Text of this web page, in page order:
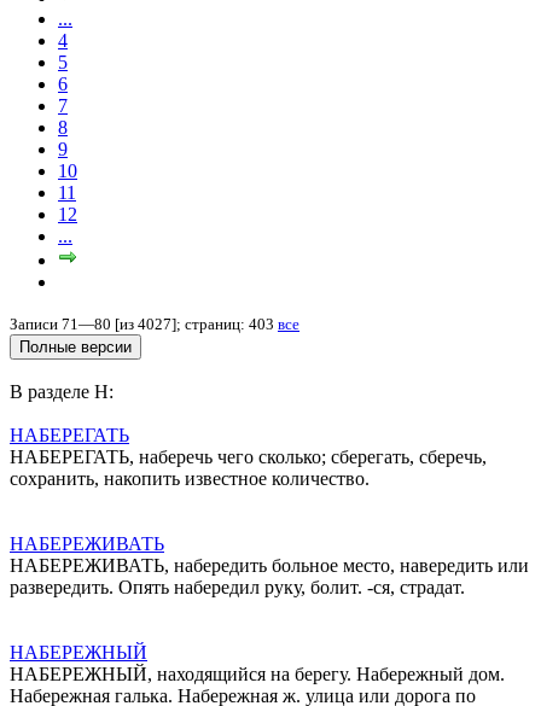
...
4
5
6
7
8
9
10
11
12
...
Записи 71—80 [из 4027]; страниц: 403 все
В разделе Н:
НАБЕРЕГАТЬ
НАБЕРЕГАТЬ, наберечь чего сколько; сберегать, сберечь,
сохранить, накопить известное количество.
НАБЕРЕЖИВАТЬ
НАБЕРЕЖИВАТЬ, набередить больное место, навередить или
развередить. Опять набередил руку, болит. -ся, страдат.
НАБЕРЕЖНЫЙ
НАБЕРЕЖНЫЙ, находящийся на берегу. Набережный дом.
Набережная галька. Набережная ж. улица или дорога по